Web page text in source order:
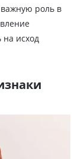
роль в
на исход